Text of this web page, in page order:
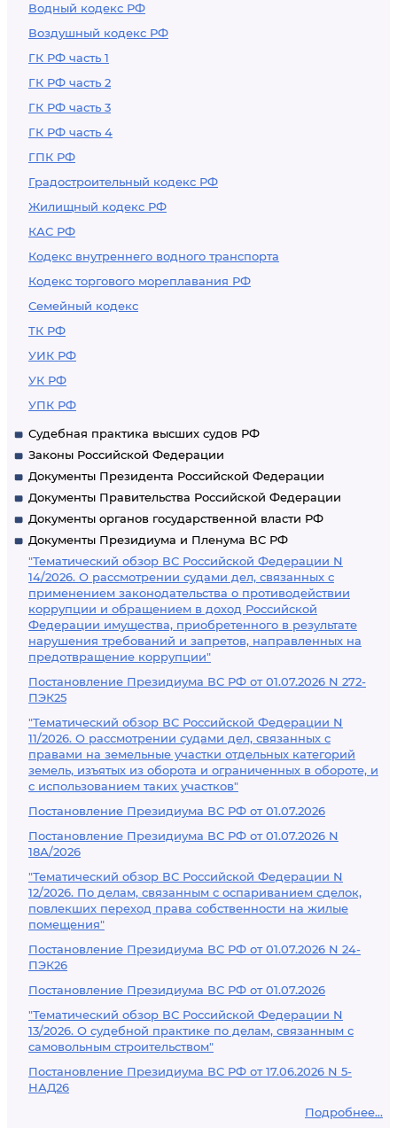
Водный кодекс РФ
Воздушный кодекс РФ
ГК РФ часть 1
ГК РФ часть 2
ГК РФ часть 3
ГК РФ часть 4
ГПК РФ
Градостроительный кодекс РФ
Жилищный кодекс РФ
КАС РФ
Кодекс внутреннего водного транспорта
Кодекс торгового мореплавания РФ
Семейный кодекс
ТК РФ
УИК РФ
УК РФ
УПК РФ
Судебная практика высших судов РФ
Законы Российской Федерации
Документы Президента Российской Федерации
Документы Правительства Российской Федерации
Документы органов государственной власти РФ
Документы Президиума и Пленума ВС РФ
"Тематический обзор ВС Российской Федерации N
14/2026. О рассмотрении судами дел, связанных с
применением законодательства о противодействии
коррупции и обращением в доход Российской
Федерации имущества, приобретенного в результате
нарушения требований и запретов, направленных на
предотвращение коррупции"
Постановление Президиума ВС РФ от 01.07.2026 N 272-
ПЭК25
"Тематический обзор ВС Российской Федерации N
11/2026. О рассмотрении судами дел, связанных с
правами на земельные участки отдельных категорий
земель, изъятых из оборота и ограниченных в обороте, и
с использованием таких участков"
Постановление Президиума ВС РФ от 01.07.2026
Постановление Президиума ВС РФ от 01.07.2026 N
18А/2026
"Тематический обзор ВС Российской Федерации N
12/2026. По делам, связанным с оспариванием сделок,
повлекших переход права собственности на жилые
помещения"
Постановление Президиума ВС РФ от 01.07.2026 N 24-
ПЭК26
Постановление Президиума ВС РФ от 01.07.2026
"Тематический обзор ВС Российской Федерации N
13/2026. О судебной практике по делам, связанным с
самовольным строительством"
Постановление Президиума ВС РФ от 17.06.2026 N 5-
НАД26
Подробнее...